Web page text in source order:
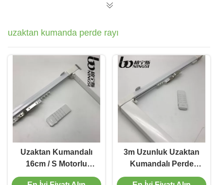
uzaktan kumanda perde rayı
Uzaktan Kumandalı
16cm / S Motorlu
Perde Rayları
3m Uzunluk Uzaktan
Kumandalı Perde
Parçası